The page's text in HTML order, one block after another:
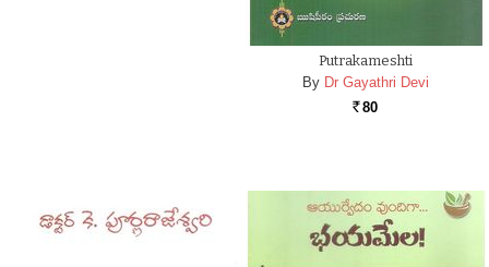
Putrakameshti
By Dr Gayathri Devi
Rs. 80